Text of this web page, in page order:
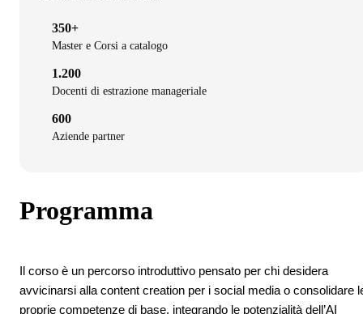
350+
Master e Corsi a catalogo
1.200
Docenti di estrazione manageriale
600
Aziende partner
Programma
Il corso è un percorso introduttivo pensato per chi desidera
avvicinarsi alla content creation per i social media o consolidare
proprie competenze di base, integrando le potenzialità dell’AI